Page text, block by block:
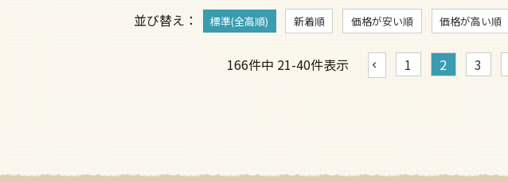
並び替え 標準(全高順) 新着順 価格が安い順 価格が高い順
166件中 21-40件表示 1 2 3